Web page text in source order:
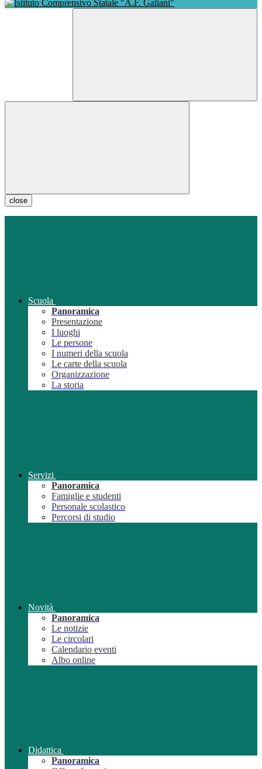
close
Scuola
Panoramica
Presentazione
I luoghi
Le persone
I numeri della scuola
Le carte della scuola
Organizzazione
La storia
Servizi
Panoramica
Famiglie e studenti
Personale scolastico
Percorsi di studio
Novità
Panoramica
Le notizie
Le circolari
Calendario eventi
Albo online
Didattica
Panoramica